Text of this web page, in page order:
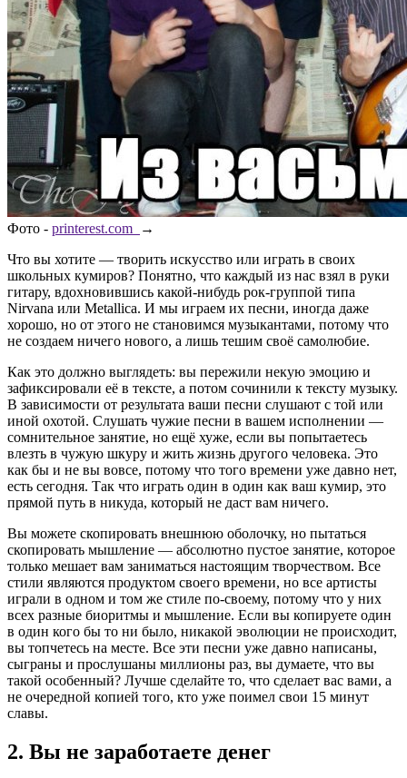
Фото - printerest.com
→
Что вы хотите — творить искусство или играть в своих
школьных кумиров? Понятно, что каждый из нас взял в руки
гитару, вдохновившись какой-нибудь рок-группой типа
Nirvana или Metallica. И мы играем их песни, иногда даже
хорошо, но от этого не становимся музыкантами, потому что
не создаем ничего нового, а лишь тешим своё самолюбие.
Как это должно выглядеть: вы пережили некую эмоцию и
зафиксировали её в тексте, а потом сочинили к тексту музыку.
В зависимости от результата ваши песни слушают с той или
иной охотой. Слушать чужие песни в вашем исполнении —
сомнительное занятие, но ещё хуже, если вы попытаетесь
влезть в чужую шкуру и жить жизнь другого человека. Это
как бы и не вы вовсе, потому что того времени уже давно нет,
есть сегодня. Так что играть один в один как ваш кумир, это
прямой путь в никуда, который не даст вам ничего.
Вы можете скопировать внешнюю оболочку, но пытаться
скопировать мышление — абсолютно пустое занятие, которое
только мешает вам заниматься настоящим творчеством. Все
стили являются продуктом своего времени, но все артисты
играли в одном и том же стиле по-своему, потому что у них
всех разные биоритмы и мышление. Если вы копируете один
в один кого бы то ни было, никакой эволюции не происходит,
вы топчетесь на месте. Все эти песни уже давно написаны,
сыграны и прослушаны миллионы раз, вы думаете, что вы
такой особенный? Лучше сделайте то, что сделает вас вами, а
не очередной копией того, кто уже поимел свои 15 минут
славы.
2. Вы не заработаете денег